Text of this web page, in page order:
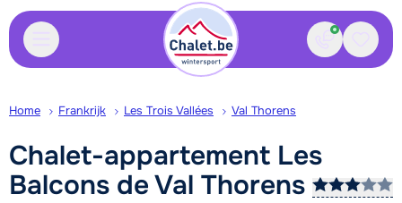
Contact
Home Frankrijk Les Trois Vallées Val Thorens
Chalet-appartement Les
Balcons de Val Thorens